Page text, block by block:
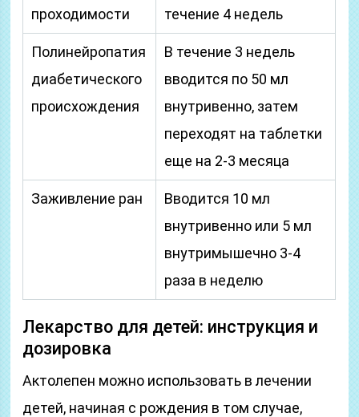
проходимости
течение 4 недель
Полинейропатия
диабетического
происхождения
В течение 3 недель
вводится по 50 мл
внутривенно, затем
переходят на таблетки
еще на 2-3 месяца
Заживление ран
Вводится 10 мл
внутривенно или 5 мл
внутримышечно 3-4
раза в неделю
Лекарство для детей: инструкция и
дозировка
Актолепен можно использовать в лечении
детей, начиная с рождения в том случае,